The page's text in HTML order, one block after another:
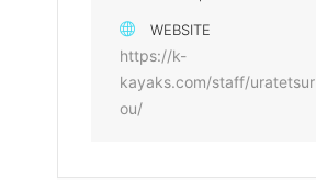
WEBSITE
https://k-
kayaks.com/staff/uratetsur
ou/